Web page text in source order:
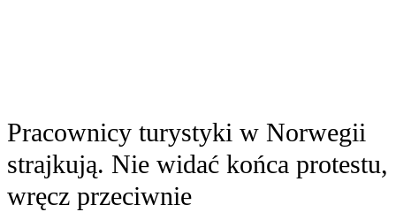
Pracownicy turystyki w Norwegii
strajkują. Nie widać końca protestu,
wręcz przeciwnie